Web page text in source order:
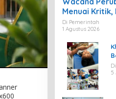
Menuai
Kaltara
Di Pemerintah
1 Agustus 2026
5